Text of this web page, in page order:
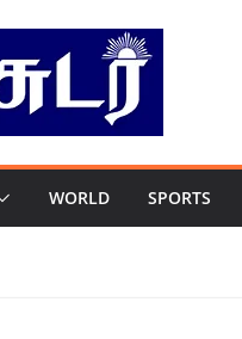
WORLD SPORTS